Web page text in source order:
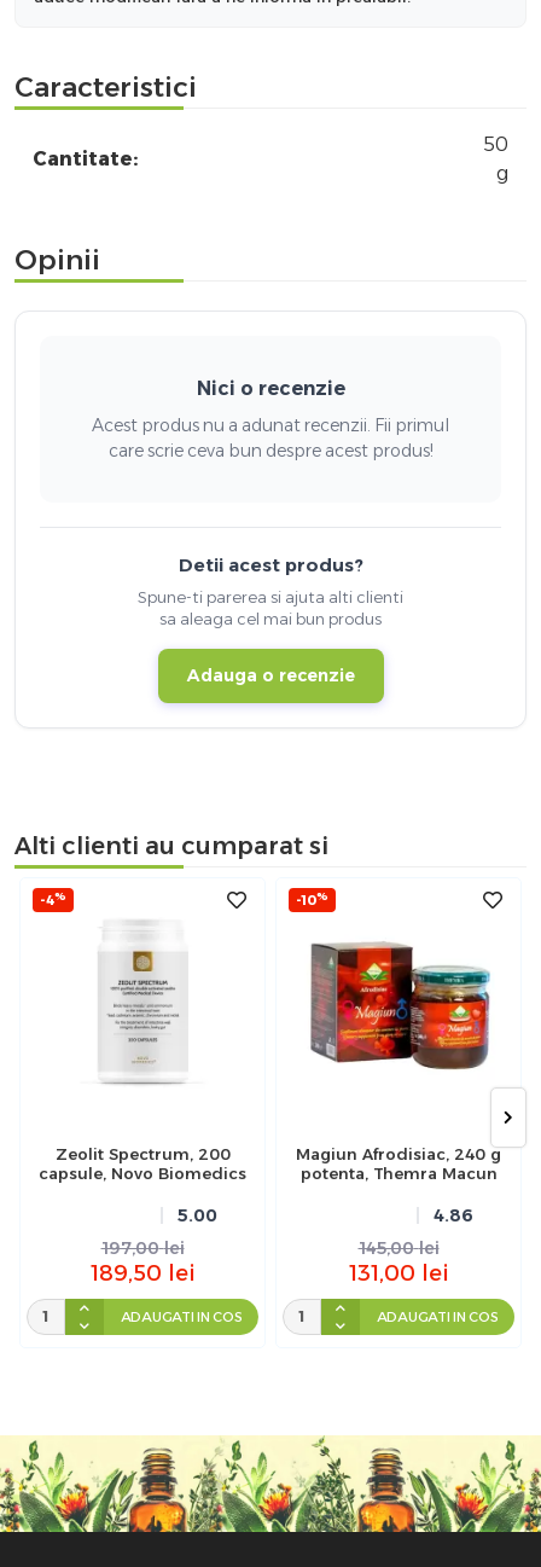
Caracteristici
Cantitate:
50
g
Opinii
Nici o recenzie
Acest produs nu a adunat recenzii. Fii primul
care scrie ceva bun despre acest produs!
Detii acest produs?
Spune-ti parerea si ajuta alti clienti
sa aleaga cel mai bun produs
Adauga o recenzie
Alti clienti au cumparat si
-4%
Zeolit Spectrum, 200
capsule, Novo Biomedics
5.00
197,00 lei
189,50 lei
ADAUGATI IN COS
-10%
Magiun Afrodisiac, 240 g
potenta, Themra Macun
4.86
145,00 lei
131,00 lei
ADAUGATI IN COS